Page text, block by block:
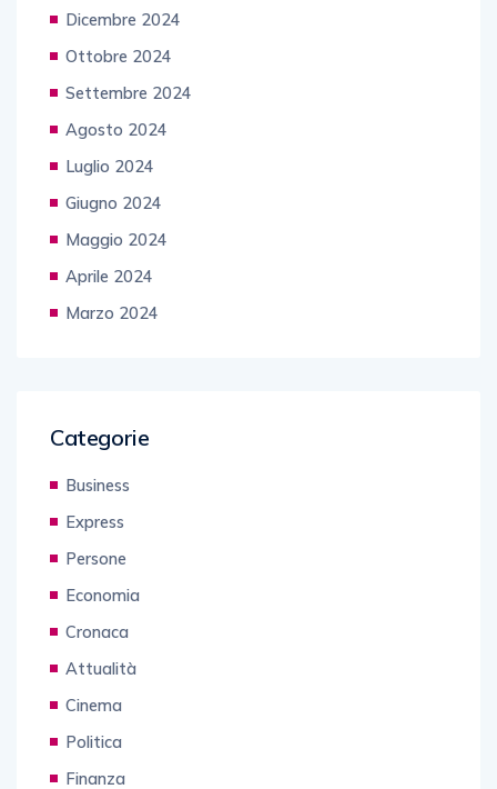
Dicembre 2024
Ottobre 2024
Settembre 2024
Agosto 2024
Luglio 2024
Giugno 2024
Maggio 2024
Aprile 2024
Marzo 2024
Categorie
Business
Express
Persone
Economia
Cronaca
Attualità
Cinema
Politica
Finanza